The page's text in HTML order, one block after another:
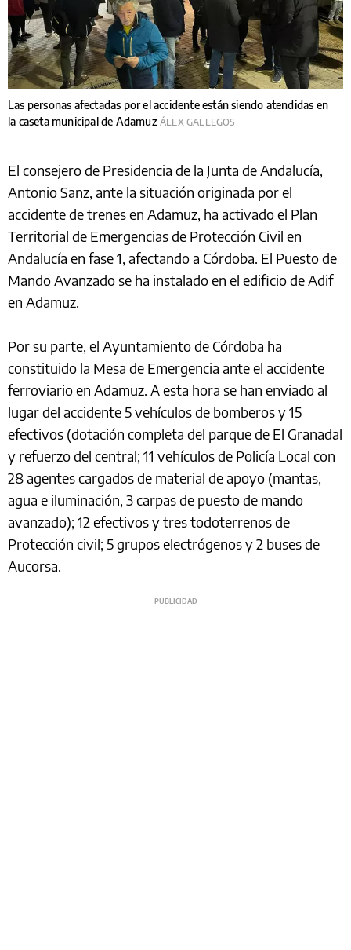
Las personas afectadas por el accidente están siendo atendidas en
la caseta municipal de Adamuz ÁLEX GALLEGOS
El consejero de Presidencia de la Junta de Andalucía,
Antonio Sanz, ante la situación originada por el
accidente de trenes en Adamuz, ha activado el Plan
Territorial de Emergencias de Protección Civil en
Andalucía en fase 1, afectando a Córdoba. El Puesto de
Mando Avanzado se ha instalado en el edificio de Adif
en Adamuz.
Por su parte, el Ayuntamiento de Córdoba ha
constituido la Mesa de Emergencia ante el accidente
ferroviario en Adamuz. A esta hora se han enviado al
lugar del accidente 5 vehículos de bomberos y 15
efectivos (dotación completa del parque de El Granadal
y refuerzo del central; 11 vehículos de Policía Local con
28 agentes cargados de material de apoyo (mantas,
agua e iluminación, 3 carpas de puesto de mando
avanzado); 12 efectivos y tres todoterrenos de
Protección civil; 5 grupos electrógenos y 2 buses de
Aucorsa.